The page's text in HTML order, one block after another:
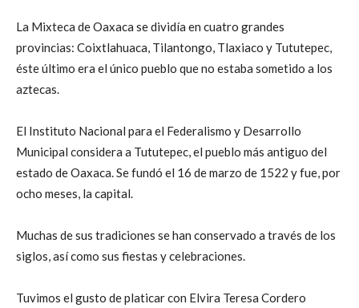
La Mixteca de Oaxaca se dividía en cuatro grandes
provincias: Coixtlahuaca, Tilantongo, Tlaxiaco y Tututepec,
éste último era el único pueblo que no estaba sometido a los
aztecas.
El Instituto Nacional para el Federalismo y Desarrollo
Municipal considera a Tututepec, el pueblo más antiguo del
estado de Oaxaca. Se fundó el 16 de marzo de 1522 y fue, por
ocho meses, la capital.
Muchas de sus tradiciones se han conservado a través de los
siglos, así como sus fiestas y celebraciones.
Tuvimos el gusto de platicar con Elvira Teresa Cordero